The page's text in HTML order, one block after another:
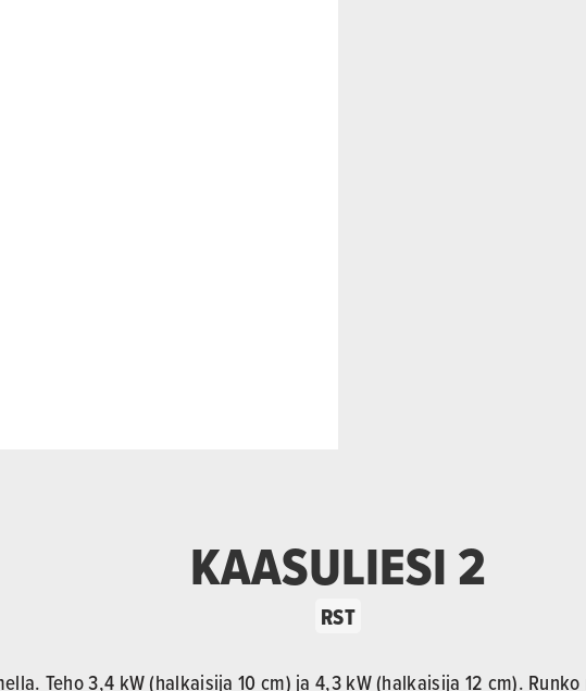
KAASULIESI 2
RST
Teho 3,4 kW (halkaisija 10 cm) ja 4,3 kW (halkaisija 12 cm).